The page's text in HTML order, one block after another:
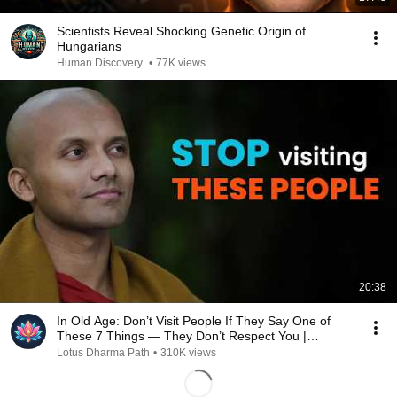
Scientists Reveal Shocking Genetic Origin of
Hungarians
Human Discovery • 77K views
20:38
In Old Age: Don’t Visit People If They Say One of
These 7 Things — They Don’t Respect You |
Buddhism
Lotus Dharma Path • 310K views